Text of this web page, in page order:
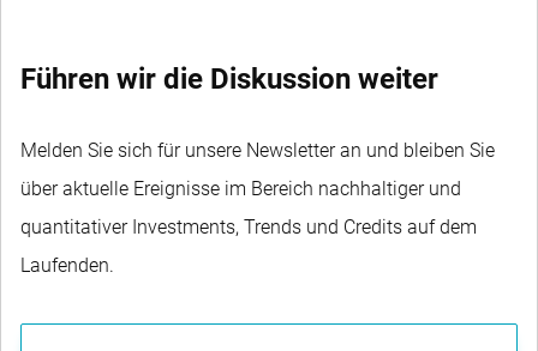
Führen wir die Diskussion weiter
Melden Sie sich für unsere Newsletter an und bleiben Sie
über aktuelle Ereignisse im Bereich nachhaltiger und
quantitativer Investments, Trends und Credits auf dem
Laufenden.